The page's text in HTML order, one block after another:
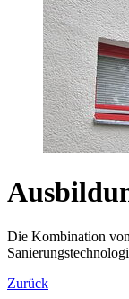
Die Kombination
Zurück